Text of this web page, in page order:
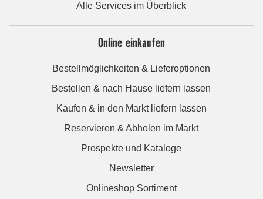
Alle Services im Überblick
Online einkaufen
Bestellmöglichkeiten & Lieferoptionen
Bestellen & nach Hause liefern lassen
Kaufen & in den Markt liefern lassen
Reservieren & Abholen im Markt
Prospekte und Kataloge
Newsletter
Onlineshop Sortiment